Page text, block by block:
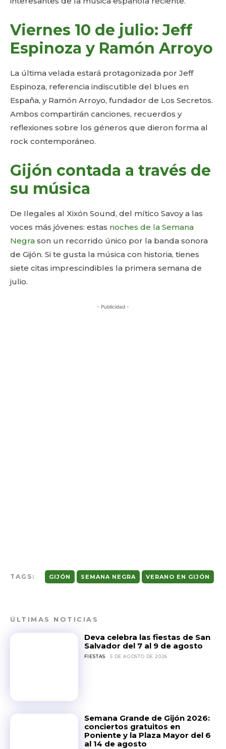
Viernes 10 de julio: Jeff
Espinoza y Ramón Arroyo
La última velada estará protagonizada por Jeff
Espinoza, referencia indiscutible del blues en
España, y Ramón Arroyo, fundador de Los Secretos.
Ambos compartirán canciones, recuerdos y
reflexiones sobre los géneros que dieron forma al
rock contemporáneo.
Gijón contada a través de
su música
De Ilegales al Xixón Sound, del mítico Savoy a las
voces más jóvenes: estas noches de la Semana
Negra son un recorrido único por la banda sonora
de Gijón. Si te gusta la música con historia, tienes
siete citas imprescindibles la primera semana de
julio.
- Publicidad -
TAGS: GIJÓN SEMANA NEGRA VERANO EN GIJÓN
ÚLTIMAS NOTICIAS
Deva celebra las fiestas de San
Salvador del 7 al 9 de agosto
FIESTAS 5 DE AGOSTO DE 2026
Semana Grande de Gijón 2026:
conciertos gratuitos en
Poniente y la Plaza Mayor del 6
al 14 de agosto